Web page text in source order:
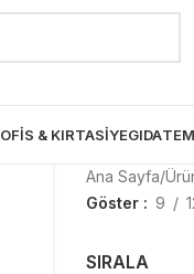
OFİS & KIRTASİYEGIDA
Ana Sayfa
Göster
9
SIRALA